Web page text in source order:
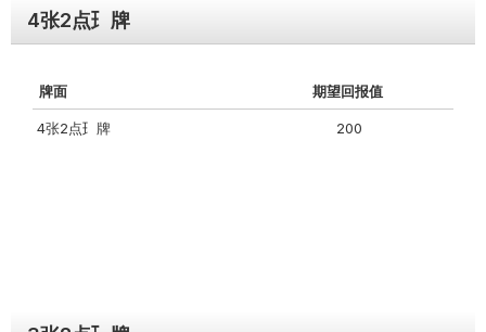
4张2点⺩牌
牌⾯ 期望回报值
4张2点⺩牌 200